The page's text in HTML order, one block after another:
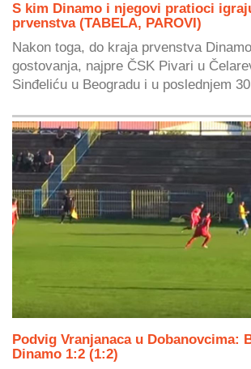
S kim Dinamo i njegovi pratioci
prvenstva (TABELA, PAROVI)
Nakon toga, do kraja prvenstva
gostovanja, najpre ČSK Pivari u
Sinđeliću u Beogradu i u poslednjem
Podvig Vranjanaca u Dobanovcima:
Dinamo 1:2 (1:2)